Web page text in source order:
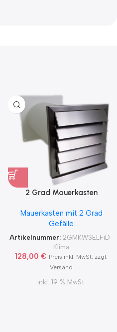
2 Grad Mauerkasten
Kondensatablauf für
Klimageräte Ø150 2Grad
MKWSELFiD
Mauerkasten mit 2 Grad
Gefälle
Artikelnummer: 2GMKWSELFiD-
Klima
128,00 € Preis inkl. MwSt. zzgl.
Versand
inkl. 19 % MwSt.